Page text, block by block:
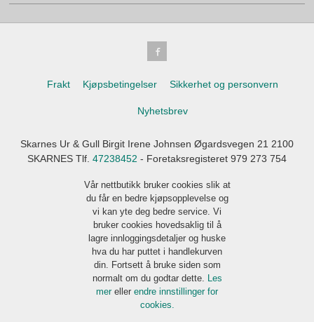
Frakt Kjøpsbetingelser Sikkerhet og personvern
Nyhetsbrev
Skarnes Ur & Gull Birgit Irene Johnsen Øgardsvegen 21 2100
SKARNES Tlf. 47238452 - Foretaksregisteret 979 273 754
Vår nettbutikk bruker cookies slik at
du får en bedre kjøpsopplevelse og
vi kan yte deg bedre service. Vi
bruker cookies hovedsaklig til å
lagre innloggingsdetaljer og huske
hva du har puttet i handlekurven
din. Fortsett å bruke siden som
normalt om du godtar dette. Les
mer eller endre innstillinger for
cookies.